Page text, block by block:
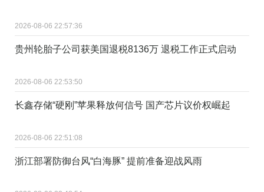
2026-08-06 22:57:36
贵州轮胎子公司获美国退税8136万 退税工作正式启动
2026-08-06 22:53:50
长鑫存储“硬刚”苹果释放何信号 国产芯片议价权崛起
2026-08-06 22:51:08
浙江部署防御台风“白海豚” 提前准备迎战风雨